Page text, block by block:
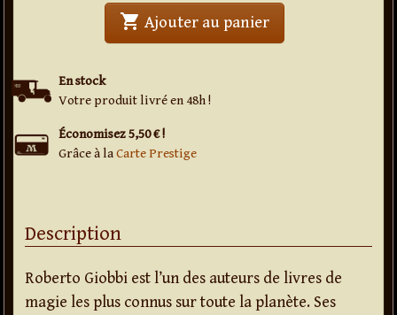
En stock
Votre produit livré en 48h !
Économisez 5,50 € !
Grâce à laCarte Prestige
shopping_cart Ajouter au panier' . Confidences . '
Description
Roberto Giobbi est l’un des auteurs de livres de
magie les plus connus sur toute la planète. Ses